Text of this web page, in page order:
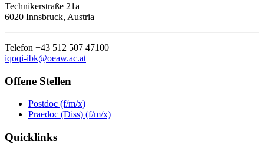
Technikerstraße 21a
6020 Innsbruck, Austria
Telefon +43 512 507 47100
iqoqi-ibk@oeaw.ac.at
Offene Stellen
Postdoc (f/m/x)
Praedoc (Diss) (f/m/x)
Quicklinks